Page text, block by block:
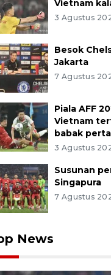
Vietnam
3 Agustus
Besok
Jakarta
7 Agustus
Piala AFF
Vietnam
babak
3 Agustus
Susunan
Singapura
7 Agustus
News